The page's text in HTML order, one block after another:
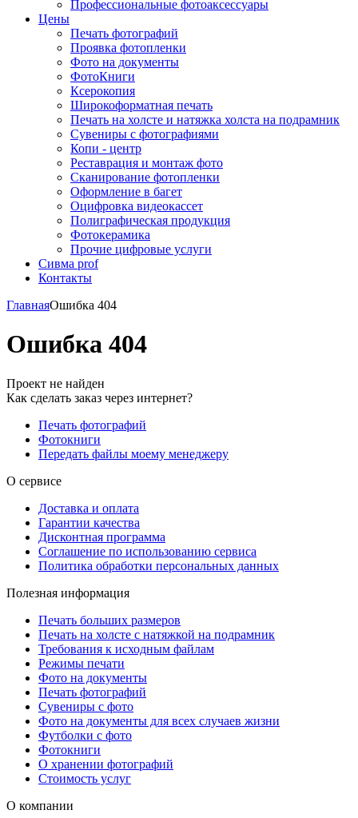
Профессиональные фотоаксессуары
Цены
Печать фотографий
Проявка фотопленки
Фото на документы
ФотоКниги
Ксерокопия
Широкоформатная печать
Печать на холсте и натяжка холста на подрамник
Сувениры с фотографиями
Копи - центр
Реставрация и монтаж фото
Сканирование фотопленки
Оформление в багет
Оцифровка видеокассет
Полиграфическая продукция
Фотокерамика
Прочие цифровые услуги
Сивма prof
Контакты
ГлавнаяОшибка 404
Ошибка 404
Проект не найден
Как сделать заказ через интернет?
Печать фотографий
Фотокниги
Передать файлы моему менеджеру
О сервисе
Доставка и оплата
Гарантии качества
Дисконтная программа
Соглашение по использованию сервиса
Политика обработки персональных данных
Полезная информация
Печать больших размеров
Печать на холсте c натяжкой на подрамник
Требования к исходным файлам
Режимы печати
Фото на документы
Печать фотографий
Сувениры с фото
Фото на документы для всех случаев жизни
Футболки с фото
Фотокниги
О хранении фотографий
Стоимость услуг
О компании